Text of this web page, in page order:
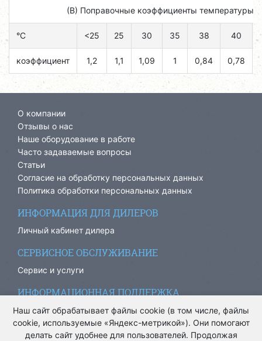
(B) Поправочные коэффициенты температуры
°C <25 25 30 35 38 40
коэффициент 1,2 1,1 1,09 1 0,84 0,78
О компании
Отзывы о нас
Наше оборудование в работе
Часто задаваемые вопросы
Статьи
Согласие на обработку персональных данных
Политика обработки персональных данных
ИНФОРМАЦИЯ ДЛЯ ДИЛЕРОВ
Личный кабинет дилера
СЕРВИСНОЕ ОБСЛУЖИВАНИЕ
Сервис и услуги
ИНФОРМАЦИОННАЯ ПОДДЕРЖКА
info@ariacom.ru
Наш сайт обрабатывает файлы cookie (в том числе, файлы
cookie, используемые «Яндекс-метрикой»). Они помогают
делать сайт удобнее для пользователей. Продолжая